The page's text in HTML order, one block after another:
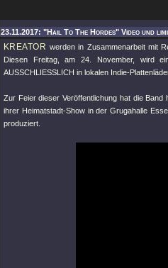
23.11.2017: "Hail To The Hordes" Video und
KREATOR werden in Zusammenarbeit mit
Diesen Freitag, am 24. November, wird
AUSSCHLIESSLICH in lokalen Indie-
Zur Feier dieser Veröffentlichung hat die
ihrer Heimatstadt-Show in der Grugahalle
produziert.